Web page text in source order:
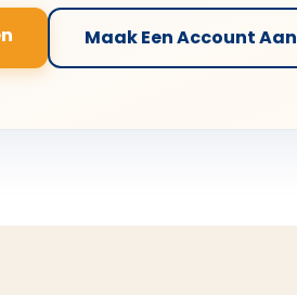
Maak Een Account Aan